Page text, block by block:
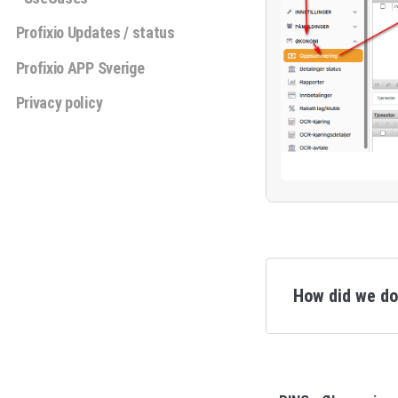
Profixio Updates / status
Profixio APP Sverige
Privacy policy
How did we